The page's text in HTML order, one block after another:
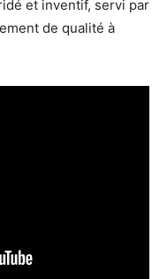
et inventif, servi par
de qualité à